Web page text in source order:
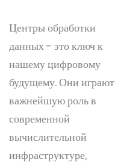
Центры обработки
данных - это ключ к
нашему цифровому
будущему. Они играют
важнейшую роль в
современной
вычислительной
инфраструктуре,